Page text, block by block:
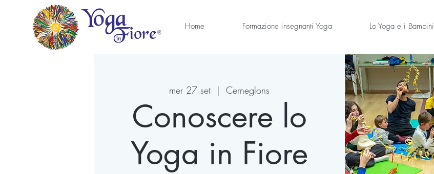
Home Formazione insegnanti Yoga Lo Yoga e i Bambini
mer 27 set
  |
Cerneglons
Conoscere lo
Yoga in Fiore